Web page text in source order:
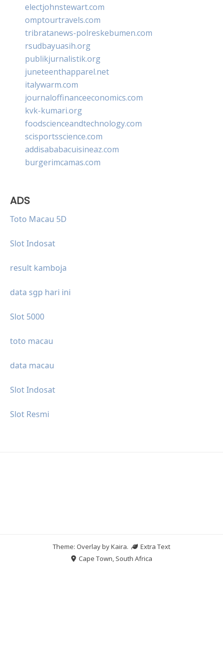
electjohnstewart.com
omptourtravels.com
tribratanews-polreskebumen.com
rsudbayuasih.org
publikjurnalistik.org
juneteenthapparel.net
italywarm.com
journaloffinanceeconomics.com
kvk-kumari.org
foodscienceandtechnology.com
scisportsscience.com
addisababacuisineaz.com
burgerimcamas.com
ADS
Toto Macau 5D
Slot Indosat
result kamboja
data sgp hari ini
Slot 5000
toto macau
data macau
Slot Indosat
Slot Resmi
Theme: Overlay byKaira.
Extra Text
Cape Town, South Africa